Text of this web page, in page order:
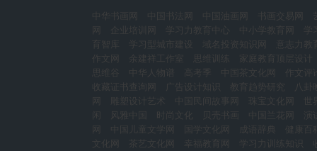
中华书画网 中国书法网 中国油画网 书画交易网
网
企业培训网 学习力教育中心 中小学教育网
育智库
学习型城市建设 域名投资知识网
意志力教
作文网
余建祥工作室 思维训练
家庭教育顶层设计
思维谷
中华人物谱 高考季 中国茶文化网
作文评
收藏证书查询网
广告设计知识 教育趋势研究
八卦
网
雕塑设计艺术 中国民间故事网 珠宝文化网
闲
风雅中国 时尚文化 贝壳书画 中国兰花网
网
中国儿童文学网 国学文化网 成语辞典
健康百
文化网
茶艺文化网 幸福教育网 学习力训练知识